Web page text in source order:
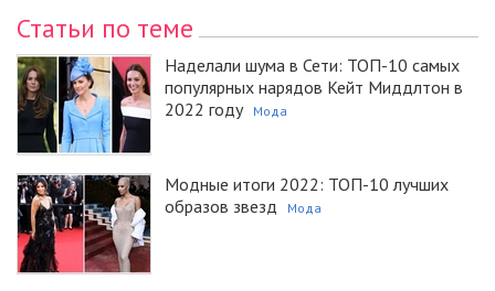
Статьи по теме
Наделали шума в Сети: ТОП-10 самых
популярных нарядов Кейт Миддлтон в
2022 году
Мода
Модные итоги 2022: ТОП-10 лучших
образов звезд
Мода